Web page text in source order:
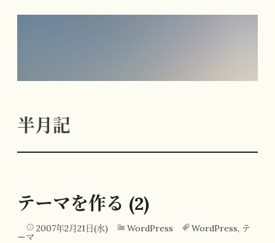
ス
半月記
テーマを作る (2)
2007年2月21日(水) WordPress WordPress, テ
ーマ